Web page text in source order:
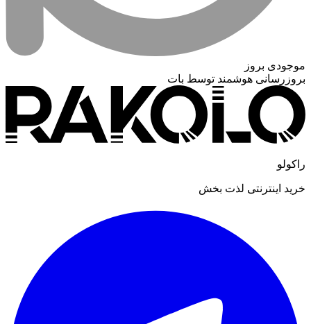
موجودی بروز
بروزرسانی هوشمند توسط بات
راکولو
خرید اینترنتی لذت بخش